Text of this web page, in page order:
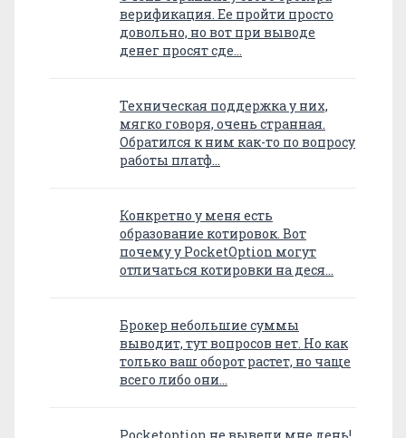
верификация. Ее пройти просто
довольно, но вот при выводе
денег просят сде…
Техническая поддержка у них,
мягко говоря, очень странная.
Обратился к ним как-то по вопросу
работы платф…
Конкретно у меня есть
образование котировок. Вот
почему у PocketOption могут
отличаться котировки на деся…
Брокер небольшие суммы
выводит, тут вопросов нет. Но как
только ваш оборот растет, но чаще
всего либо они…